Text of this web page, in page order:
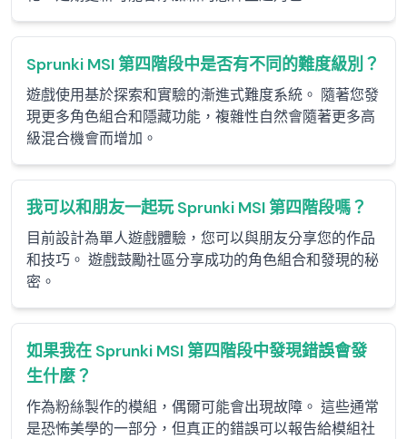
Sprunki MSI 第四階段中是否有不同的難度級別？
遊戲使用基於探索和實驗的漸進式難度系統。 隨著您發
現更多角色組合和隱藏功能，複雜性自然會隨著更多高
級混合機會而增加。
我可以和朋友一起玩 Sprunki MSI 第四階段嗎？
目前設計為單人遊戲體驗，您可以與朋友分享您的作品
和技巧。 遊戲鼓勵社區分享成功的角色組合和發現的秘
密。
如果我在 Sprunki MSI 第四階段中發現錯誤會發
生什麼？
作為粉絲製作的模組，偶爾可能會出現故障。 這些通常
是恐怖美學的一部分，但真正的錯誤可以報告給模組社